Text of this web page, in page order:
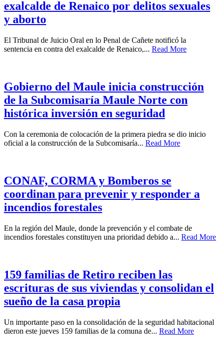
exalcalde de Renaico por delitos sexuales
y aborto
El Tribunal de Juicio Oral en lo Penal de Cañete notificó la
sentencia en contra del exalcalde de Renaico,... Read More
Gobierno del Maule inicia construcción
de la Subcomisaría Maule Norte con
histórica inversión en seguridad
Con la ceremonia de colocación de la primera piedra se dio inicio
oficial a la construcción de la Subcomisaría... Read More
CONAF, CORMA y Bomberos se
coordinan para prevenir y responder a
incendios forestales
En la región del Maule, donde la prevención y el combate de
incendios forestales constituyen una prioridad debido a... Read More
159 familias de Retiro reciben las
escrituras de sus viviendas y consolidan el
sueño de la casa propia
Un importante paso en la consolidación de la seguridad habitacional
dieron este jueves 159 familias de la comuna de... Read More